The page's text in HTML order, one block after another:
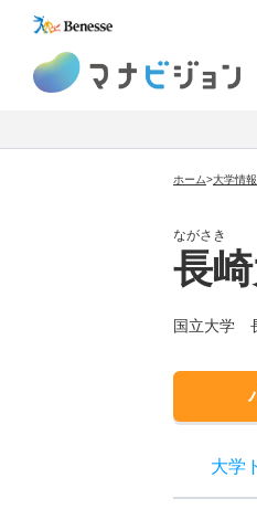
ホーム>大学情報
ながさき
長
国立大学
大学